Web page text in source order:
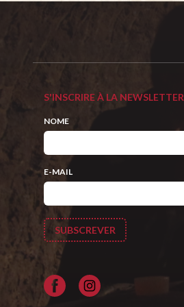
S'INSCRIRE À LA NEWSLETTER
NOME
E-MAIL
Facebook